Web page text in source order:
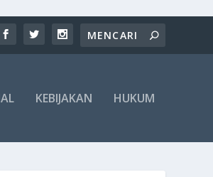
KEBIJAKAN HUKUM